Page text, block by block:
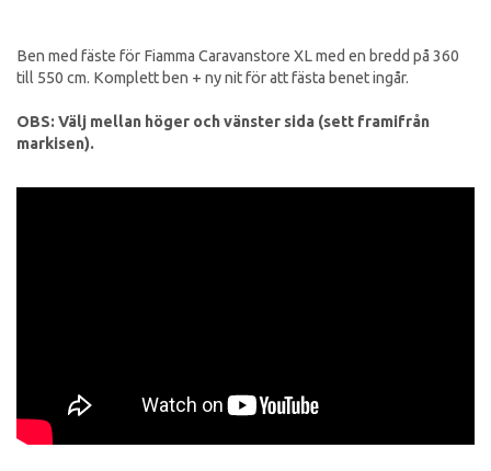
Ben med fäste för Fiamma Caravanstore XL med en bredd på 360
till 550 cm. Komplett ben + ny nit för att fästa benet ingår.
OBS: Välj mellan höger och vänster sida (sett framifrån
markisen).